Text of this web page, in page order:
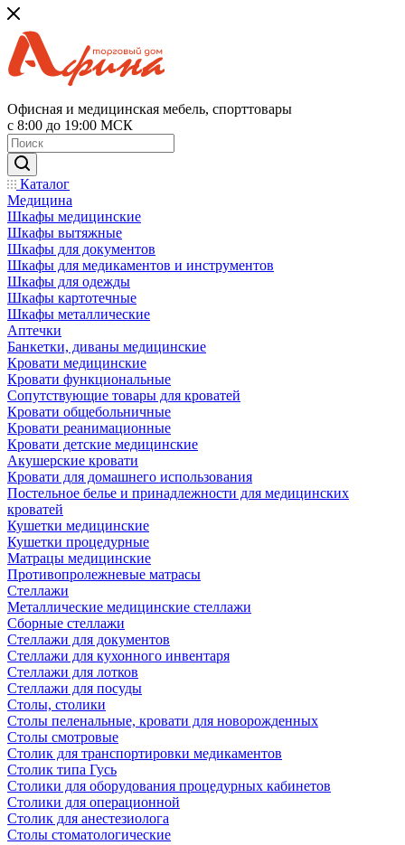
Офисная и медицинская мебель, спорттовары
с 8:00 до 19:00 МСК
Каталог
Медицина
Шкафы медицинские
Шкафы вытяжные
Шкафы для документов
Шкафы для медикаментов и инструментов
Шкафы для одежды
Шкафы картотечные
Шкафы металлические
Аптечки
Банкетки, диваны медицинские
Кровати медицинские
Кровати функциональные
Сопутствующие товары для кроватей
Кровати общебольничные
Кровати реанимационные
Кровати детские медицинские
Акушерские кровати
Кровати для домашнего использования
Постельное белье и принадлежности для медицинских
кроватей
Кушетки медицинские
Кушетки процедурные
Матрацы медицинские
Противопролежневые матрасы
Стеллажи
Металлические медицинские стеллажи
Сборные стеллажи
Стеллажи для документов
Стеллажи для кухонного инвентаря
Стеллажи для лотков
Стеллажи для посуды
Столы, столики
Столы пеленальные, кровати для новорожденных
Столы смотровые
Столик для транспортировки медикаментов
Столик типа Гусь
Столики для оборудования процедурных кабинетов
Столики для операционной
Столик для анестезиолога
Столы стоматологические